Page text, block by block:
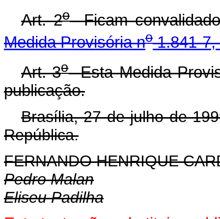
Art. 2oFicam
Medida Provisória no1.841-7,
Art. 3oEsta Medida
publicação.
Brasília, 27 de julho de
República.
FERNANDO HENRIQUE
Pedro Malan
Eliseu Padilha